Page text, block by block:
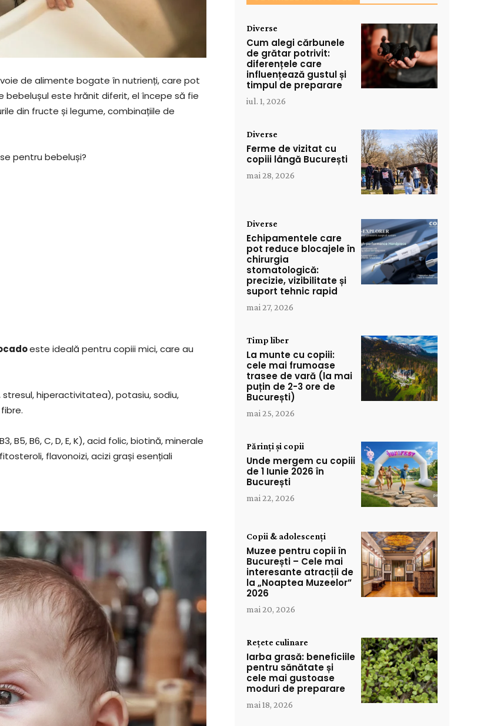
de alimente bogate în nutrienți, care pot
este hrănit diferit, el începe să fie
din fructe și legume, combinațiile de
pentru bebeluși?
este ideală pentru copiii mici, care au
hiperactivitatea), potasiu, sodiu,
B6, C, D, E, K), acid folic, biotină, minerale
flavonoizi, acizi grași esențiali
Diverse
Cum alegi cărbunele
de grătar potrivit:
diferențele care
influențează gustul și
timpul de preparare
iul. 1, 2026
Diverse
Ferme de vizitat cu
copiii lângă București
mai 28, 2026
Diverse
Echipamentele care
pot reduce blocajele în
chirurgia
stomatologică:
precizie, vizibilitate și
suport tehnic rapid
mai 27, 2026
Timp liber
La munte cu copiii:
cele mai frumoase
trasee de vară (la mai
puțin de 2-3 ore de
București)
mai 25, 2026
Părinți și copii
Unde mergem cu copiii
de 1 Iunie 2026 în
București
mai 22, 2026
Copii & adolescenți
Muzee pentru copii în
București – Cele mai
interesante atracții de
la „Noaptea Muzeelor”
2026
mai 20, 2026
Rețete culinare
Iarba grasă: beneficiile
pentru sănătate și
cele mai gustoase
moduri de preparare
mai 18, 2026